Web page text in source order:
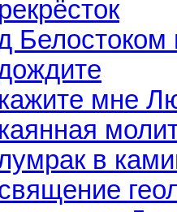
Белостоком
мне
в